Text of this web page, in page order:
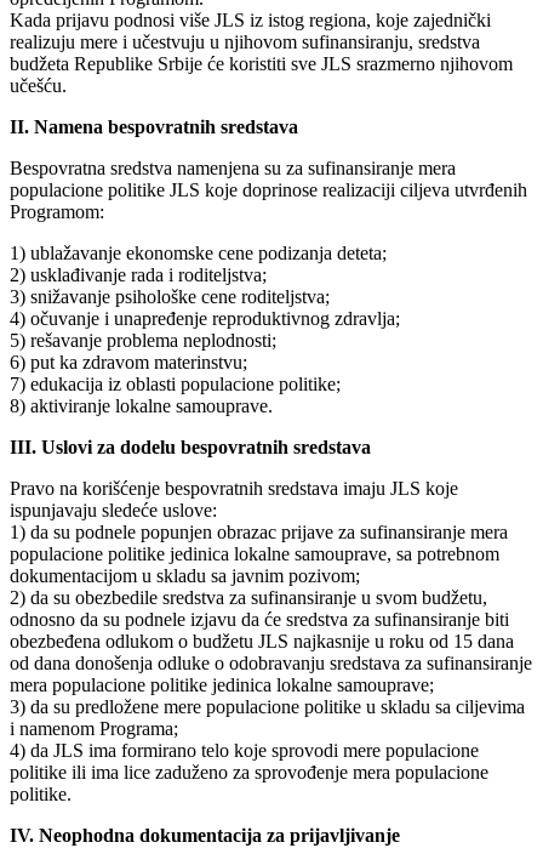
Kada prijavu podnosi više JLS iz istog regiona, koje zajednički
realizuju mere i učestvuju u njihovom sufinansiranju, sredstva
budžeta Republike Srbije će koristiti sve JLS srazmerno njihovom
učešću.
II. Namena bespovratnih sredstava
Bespovratna sredstva namenjena su za sufinansiranje mera
populacione politike JLS koje doprinose realizaciji ciljeva utvrđenih
Programom:
1) ublažavanje ekonomske cene podizanja deteta;
2) usklađivanje rada i roditeljstva;
3) snižavanje psihološke cene roditeljstva;
4) očuvanje i unapređenje reproduktivnog zdravlja;
5) rešavanje problema neplodnosti;
6) put ka zdravom materinstvu;
7) edukacija iz oblasti populacione politike;
8) aktiviranje lokalne samouprave.
III. Uslovi za dodelu bespovratnih sredstava
Pravo na korišćenje bespovratnih sredstava imaju JLS koje
ispunjavaju sledeće uslove:
1) da su podnele popunjen obrazac prijave za sufinansiranje mera
populacione politike jedinica lokalne samouprave, sa potrebnom
dokumentacijom u skladu sa javnim pozivom;
2) da su obezbedile sredstva za sufinansiranje u svom budžetu,
odnosno da su podnele izjavu da će sredstva za sufinansiranje biti
obezbeđena odlukom o budžetu JLS najkasnije u roku od 15 dana
od dana donošenja odluke o odobravanju sredstava za sufinansiranje
mera populacione politike jedinica lokalne samouprave;
3) da su predložene mere populacione politike u skladu sa ciljevima
i namenom Programa;
4) da JLS ima formirano telo koje sprovodi mere populacione
politike ili ima lice zaduženo za sprovođenje mera populacione
politike.
IV. Neophodna dokumentacija za prijavljivanje